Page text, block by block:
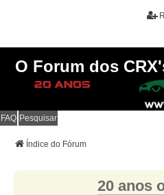
O Forum dos
FAQ Pesquisar
Índice do Fórum
20 anos